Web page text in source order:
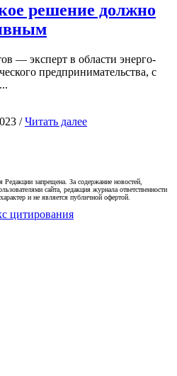
решение должно
— эксперт в области энерго-
предпринимательства, с
/Читать далее
Редакции запрещена. За содержание новостей,
сайта, редакция журнала ответственности
и не является публичной офертой.